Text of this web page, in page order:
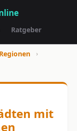
Ratgeber
›
mit